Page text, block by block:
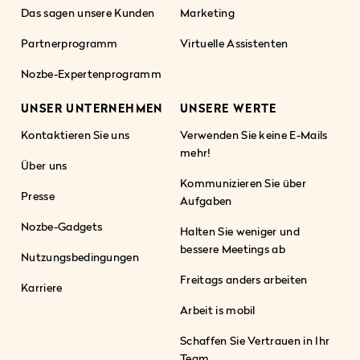
Das sagen unsere Kunden
Partnerprogramm
Nozbe-Expertenprogramm
Marketing
Virtuelle Assistenten
UNSER UNTERNEHMEN
Kontaktieren Sie uns
Über uns
Presse
Nozbe-Gadgets
Nutzungsbedingungen
Karriere
UNSERE WERTE
Verwenden Sie keine E-Mails
mehr!
Kommunizieren Sie über
Aufgaben
Halten Sie weniger und
bessere Meetings ab
Freitags anders arbeiten
Arbeit is mobil
Schaffen Sie Vertrauen in Ihr